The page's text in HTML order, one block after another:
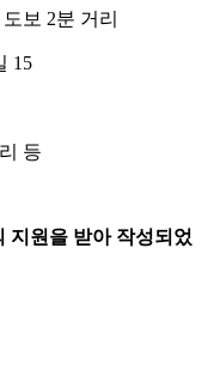
보 2분 거리
15
등
지원을 받아 작성되었